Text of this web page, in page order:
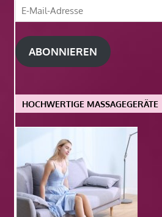
E-
Mail-
Adresse
ABONNIEREN
HOCHWERTIGE MASSAGEGERÄTE